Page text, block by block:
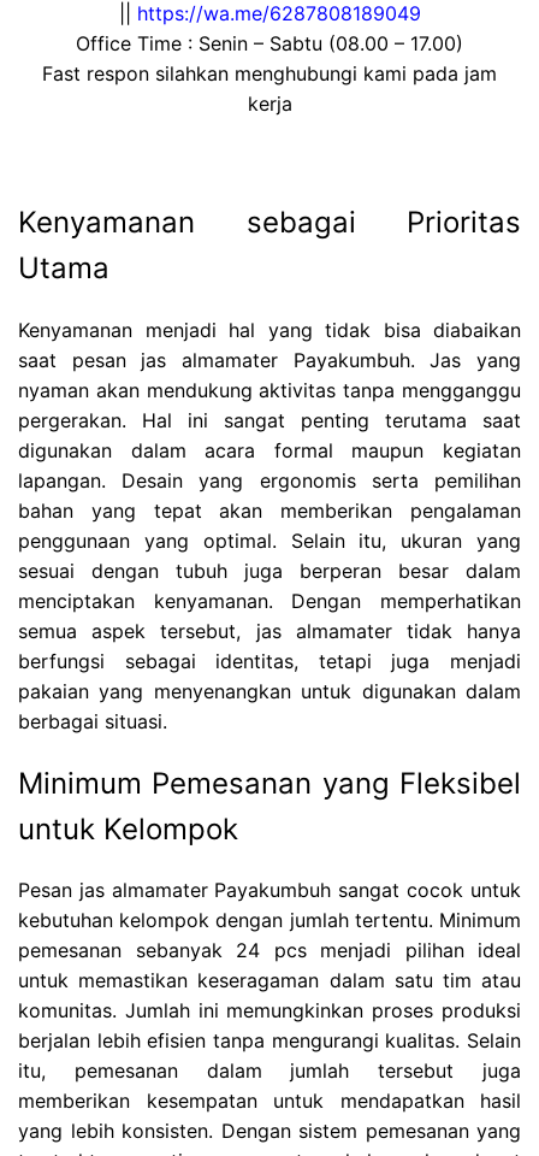
https://wa.me/6287808189049
Office Time : Senin – Sabtu (08.00 – 17.00)
Fast respon silahkan menghubungi kami pada jam
kerja
Kenyamanan sebagai Prioritas
Utama
Kenyamanan menjadi hal yang tidak bisa diabaikan
saat pesan jas almamater Payakumbuh. Jas yang
nyaman akan mendukung aktivitas tanpa mengganggu
pergerakan. Hal ini sangat penting terutama saat
digunakan dalam acara formal maupun kegiatan
lapangan. Desain yang ergonomis serta pemilihan
bahan yang tepat akan memberikan pengalaman
penggunaan yang optimal. Selain itu, ukuran yang
sesuai dengan tubuh juga berperan besar dalam
menciptakan kenyamanan. Dengan memperhatikan
semua aspek tersebut, jas almamater tidak hanya
berfungsi sebagai identitas, tetapi juga menjadi
pakaian yang menyenangkan untuk digunakan dalam
berbagai situasi.
Minimum Pemesanan yang Fleksibel
untuk Kelompok
Pesan jas almamater Payakumbuh sangat cocok untuk
kebutuhan kelompok dengan jumlah tertentu. Minimum
pemesanan sebanyak 24 pcs menjadi pilihan ideal
untuk memastikan keseragaman dalam satu tim atau
komunitas. Jumlah ini memungkinkan proses produksi
berjalan lebih efisien tanpa mengurangi kualitas. Selain
itu, pemesanan dalam jumlah tersebut juga
memberikan kesempatan untuk mendapatkan hasil
yang lebih konsisten. Dengan sistem pemesanan yang